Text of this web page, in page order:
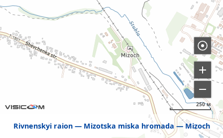
Rivnenskyi raion Mizotska miska hromada Mizoch
250 м